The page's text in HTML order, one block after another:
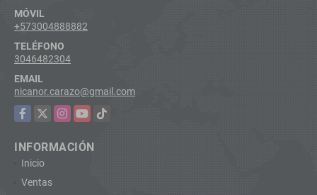
MÓVIL
+573004888882
TELÉFONO
3046482304
EMAIL
nicanor.carazo@gmail.com
Facebook
X Instagram
YouTubeTikTok
INFORMACIÓN
Inicio
Ventas